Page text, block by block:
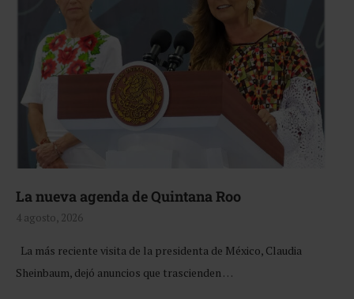
La nueva agenda de Quintana Roo
4 agosto, 2026
La más reciente visita de la presidenta de México, Claudia
Sheinbaum, dejó anuncios que trascienden …